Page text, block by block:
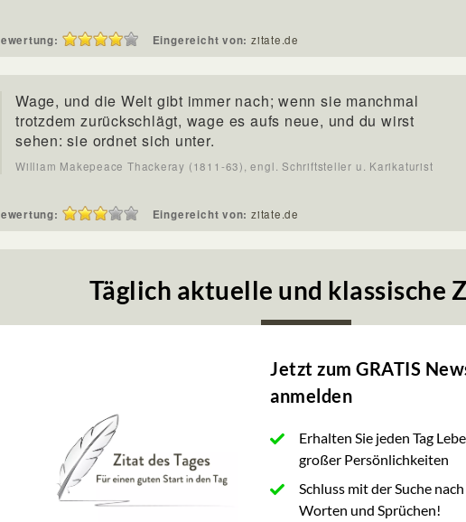
Eingereicht von: zitate.de
Wage, und die Welt gibt immer nach; wenn sie manchmal
trotzdem zurückschlägt, wage es aufs neue, und du wirst
sehen: sie ordnet sich unter.
William Makepeace Thackeray (1811-63), engl. Schriftsteller u. Karikaturist
Eingereicht von: zitate.de